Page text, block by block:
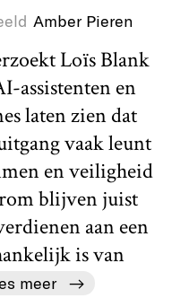
Amber Pieren
Loïs Blank
assistenten en
laten zien dat
vaak leunt
en veiligheid
blijven juist
aan een
is van
meer